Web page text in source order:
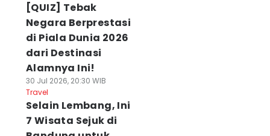
[QUIZ] Tebak
Negara Berprestasi
di Piala Dunia 2026
dari Destinasi
Alamnya Ini!
30 Jul 2026, 20:30 WIB
Travel
Selain Lembang, Ini
7 Wisata Sejuk di